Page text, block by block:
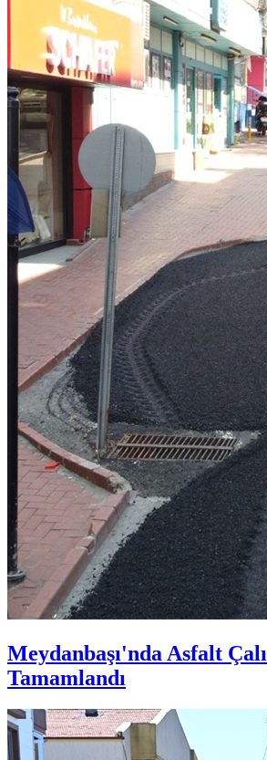
Meydanbaşı'nda Asfalt
Tamamlandı